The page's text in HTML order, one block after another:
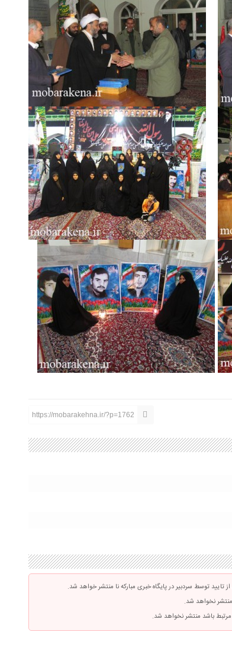
https://mobarakehna.ir/?p=1762
توسط سردبیر در پایگاه خبری مبارکه نا منتشر خواهد شد.
نخواهد شد.
مرتبط باشد منتشر نخواهد شد.